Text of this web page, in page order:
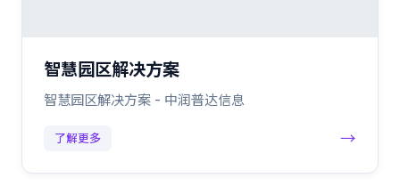
智慧园区解决方案
智慧园区解决方案 - 中润普达信息
了解更多 →